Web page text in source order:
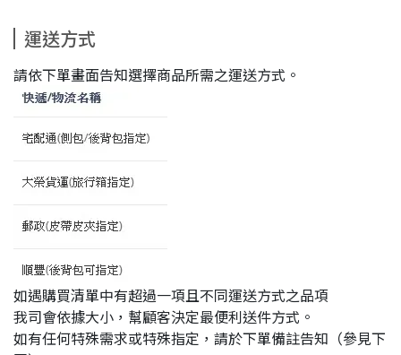
運送方式
請依下單畫面告知選擇商品所需之運送方式。
如遇購買清單中有超過一項且不同運送方式之品項
我司會依據大小，幫顧客決定最便利送件方式。
如有任何特殊需求或特殊指定，請於下單備註告知（參見下